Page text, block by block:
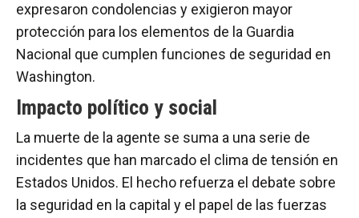
expresaron condolencias y exigieron mayor
protección para los elementos de la Guardia
Nacional que cumplen funciones de seguridad en
Washington.
Impacto político y social
La muerte de la agente se suma a una serie de
incidentes que han marcado el clima de tensión en
Estados Unidos. El hecho refuerza el debate sobre
la seguridad en la capital y el papel de las fuerzas